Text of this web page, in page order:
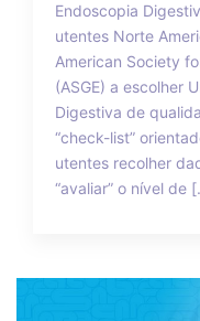
Endoscopia
utentes Norte
American Society
(ASGE) a escolher
Digestiva de
“check-list”
utentes recolher
“avaliar” o nível de